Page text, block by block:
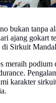
bukan tanpa
ajang gokart
Sirkuit
meraih podium
karakter